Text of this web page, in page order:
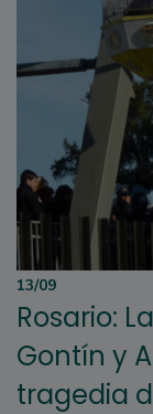
13/09
Rosario:
Gontín y
tragedia